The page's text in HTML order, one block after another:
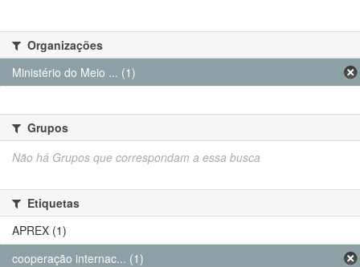
Organizações
Ministério do Meio ... (1)
Grupos
Não há Grupos que correspondam a essa busca
Etiquetas
APREX (1)
cooperação internac... (1)